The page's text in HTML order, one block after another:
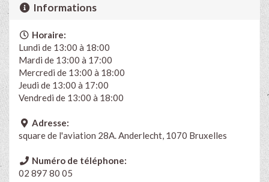
Informations
Horaire:
Lundi de 13:00 à 18:00
Mardi de 13:00 à 17:00
Mercredi de 13:00 à 18:00
Jeudi de 13:00 à 17:00
Vendredi de 13:00 à 18:00
Adresse:
square de l'aviation 28A. Anderlecht, 1070 Bruxelles
Numéro de téléphone:
02 897 80 05